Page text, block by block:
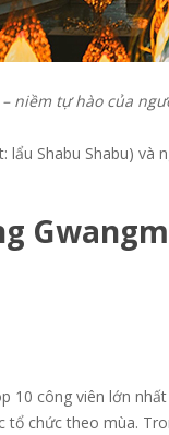
niềm tự hào của
Shabu Shabu) và
10 công viên lớn
chức theo mùa.